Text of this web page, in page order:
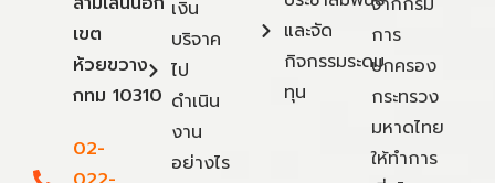
เขต
ห้วยขวาง
กทม 10310
02-
เงิน
บริจาค
ไป
ดำเนิน
งาน
อย่างไร
และจัด
กิจกรรมระดม
ทุน
การ
ปกครอง
กระทรวง
มหาดไทย
ให้ทำการ